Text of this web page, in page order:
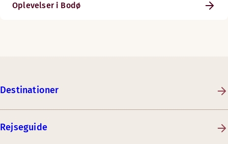
Oplevelser i Bodø
Destinationer
Rejseguide